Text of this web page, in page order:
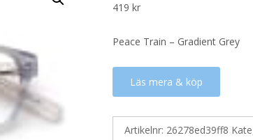
419 kr
Peace Train – Gradient Grey
Läs mera & köp
Artikelnr: 26278ed39ff8